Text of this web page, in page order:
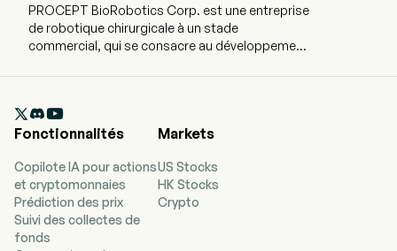
PROCEPT BioRobotics Corp. est une entreprise
de robotique chirurgicale à un stade
commercial, qui se consacre au développement
effectué son introduction en bourse le 15
septembre 2021. L'entreprise concentre ses
en développant des solutions novatrices en
urologie. PROCEPT BioRobotics Corp. conçoit,
produit et commercialise le système robotique
AQUABEAM, un système robotique chirurgical
avancé, guidé par l'image, destiné à être utilisé

Fonctionnalités
Copilote IA pour actions
et cryptomonnaies
Prédiction des prix
Suivi des collectes de
fonds
Markets
US Stocks
HK Stocks
Crypto